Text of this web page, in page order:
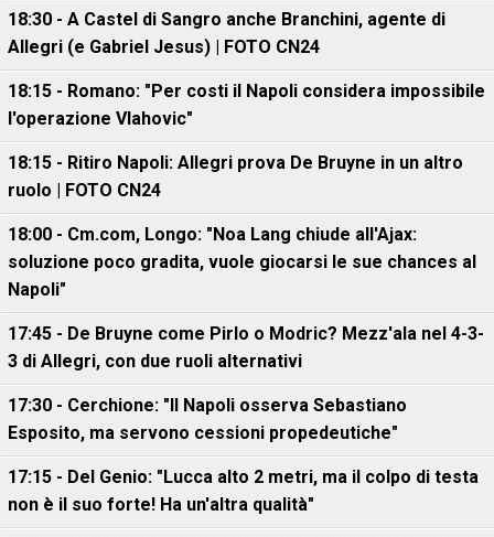
18:30 - A Castel di Sangro anche Branchini, agente di
Allegri (e Gabriel Jesus) | FOTO CN24
18:15 - Romano: "Per costi il Napoli considera impossibile
l'operazione Vlahovic"
18:15 - Ritiro Napoli: Allegri prova De Bruyne in un altro
ruolo | FOTO CN24
18:00 - Cm.com, Longo: "Noa Lang chiude all'Ajax:
soluzione poco gradita, vuole giocarsi le sue chances al
Napoli"
17:45 - De Bruyne come Pirlo o Modric? Mezz'ala nel 4-3-
3 di Allegri, con due ruoli alternativi
17:30 - Cerchione: "Il Napoli osserva Sebastiano
Esposito, ma servono cessioni propedeutiche"
17:15 - Del Genio: "Lucca alto 2 metri, ma il colpo di testa
non è il suo forte! Ha un'altra qualità"